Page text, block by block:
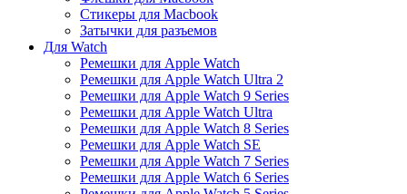
Стикеры для Macbook
Затычки для разъемов
Для Watch
Ремешки для Apple Watch
Ремешки для Apple Watch Ultra 2
Ремешки для Apple Watch 9 Series
Ремешки для Apple Watch Ultra
Ремешки для Apple Watch 8 Series
Ремешки для Apple Watch SE
Ремешки для Apple Watch 7 Series
Ремешки для Apple Watch 6 Series